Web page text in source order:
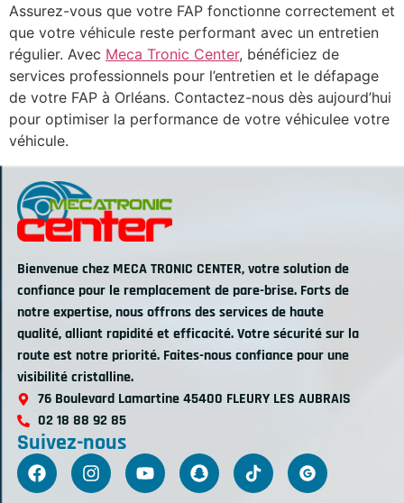
Assurez-vous que votre FAP fonctionne correctement et
que votre véhicule reste performant avec un entretien
régulier. Avec Meca Tronic Center, bénéficiez de
services professionnels pour l’entretien et le défapage
de votre FAP à Orléans. Contactez-nous dès aujourd’hui
pour optimiser la performance de votre véhiculee votre
véhicule.
Bienvenue chez MECA TRONIC CENTER, votre solution de
confiance pour le remplacement de pare-brise. Forts de
notre expertise, nous offrons des services de haute
qualité, alliant rapidité et efficacité. Votre sécurité sur la
route est notre priorité. Faites-nous confiance pour une
visibilité cristalline.
76 Boulevard Lamartine 45400 FLEURY LES AUBRAIS
02 18 88 92 85
Suivez-nous